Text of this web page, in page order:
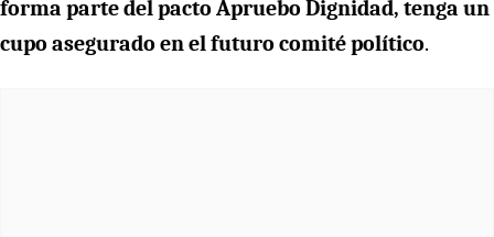
forma parte del pacto Apruebo Dignidad, tenga un
cupo asegurado en el futuro comité político.